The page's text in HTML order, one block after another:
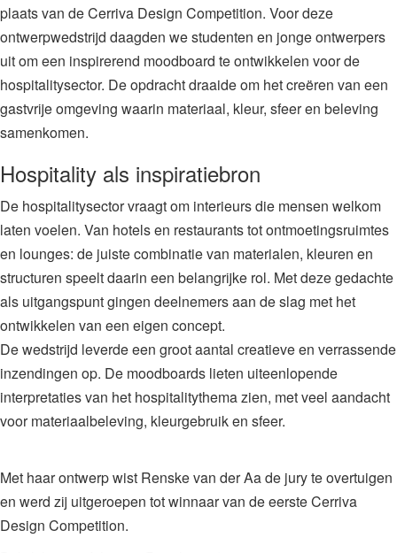
plaats van de Cerriva Design Competition. Voor deze
ontwerpwedstrijd daagden we studenten en jonge ontwerpers
uit om een inspirerend moodboard te ontwikkelen voor de
hospitalitysector. De opdracht draaide om het creëren van een
gastvrije omgeving waarin materiaal, kleur, sfeer en beleving
samenkomen.
Hospitality als inspiratiebron
De hospitalitysector vraagt om interieurs die mensen welkom
laten voelen. Van hotels en restaurants tot ontmoetingsruimtes
en lounges: de juiste combinatie van materialen, kleuren en
structuren speelt daarin een belangrijke rol. Met deze gedachte
als uitgangspunt gingen deelnemers aan de slag met het
ontwikkelen van een eigen concept.
De wedstrijd leverde een groot aantal creatieve en verrassende
inzendingen op. De moodboards lieten uiteenlopende
interpretaties van het hospitalitythema zien, met veel aandacht
voor materiaalbeleving, kleurgebruik en sfeer.
Met haar ontwerp wist Renske van der Aa de jury te overtuigen
en werd zij uitgeroepen tot winnaar van de eerste Cerriva
Design Competition.